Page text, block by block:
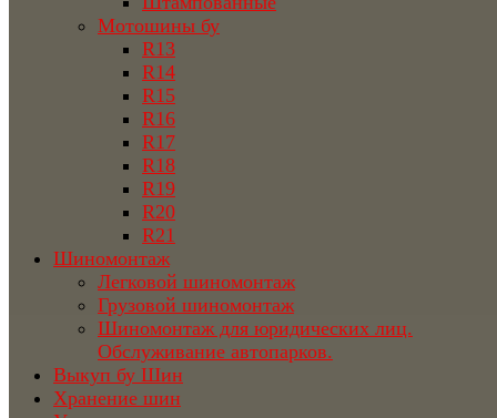
Мотошины бу
R13
R14
R15
R16
R17
R18
R19
R20
R21
Шиномонтаж
Легковой шиномонтаж
Грузовой шиномонтаж
Шиномонтаж для юридических лиц.
Обслуживание автопарков.
Выкуп бу Шин
Хранение шин